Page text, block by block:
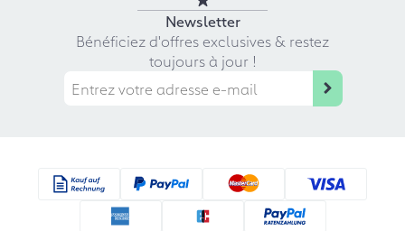
Newsletter
Bénéficiez d'offres exclusives & restez
toujours à jour !